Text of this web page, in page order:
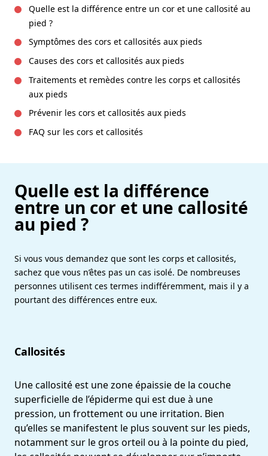
Quelle est la différence entre un cor et une callosité au
pied ?
Symptômes des cors et callosités aux pieds
Causes des cors et callosités aux pieds
Traitements et remèdes contre les corps et callosités
aux pieds
Prévenir les cors et callosités aux pieds
FAQ sur les cors et callosités
Quelle est la différence
entre un cor et une callosité
au pied ?
Si vous vous demandez que sont les corps et callosités,
sachez que vous n’êtes pas un cas isolé. De nombreuses
personnes utilisent ces termes indifféremment, mais il y a
pourtant des différences entre eux.
Callosités
Une callosité est une zone épaissie de la couche
superficielle de l’épiderme qui est due à une
pression, un frottement ou une irritation. Bien
qu’elles se manifestent le plus souvent sur les pieds,
notamment sur le gros orteil ou à la pointe du pied,